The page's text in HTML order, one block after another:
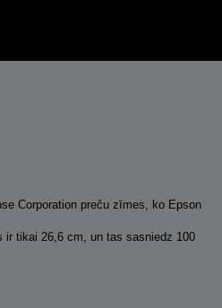
Corporation preču zīmes, ko Epson
ir tikai 26,6 cm, un tas sasniedz 100